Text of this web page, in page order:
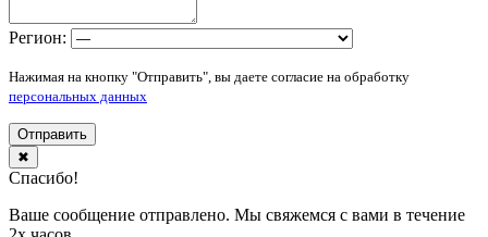
Регион:
Нажимая на кнопку "Отправить", вы даете согласие на обработку
персональных данных
Отправить
✖
Спасибо!
Ваше сообщение отправлено. Мы свяжемся с вами в течение